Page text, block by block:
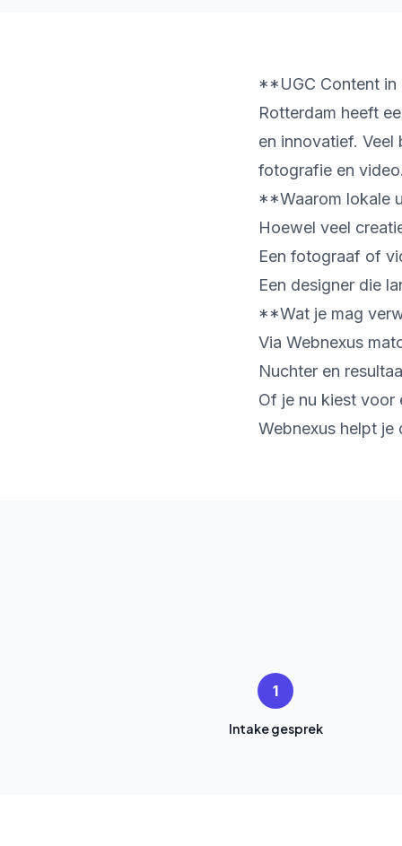
**UGC Content in
Rotterdam heeft
en innovatief. Veel
fotografie en
**Waarom lokale
Hoewel veel
Een fotograaf of
Een designer die
**Wat je mag
Via Webnexus
Nuchter en
Of je nu kiest voor
Webnexus helpt
1
Intake gesprek